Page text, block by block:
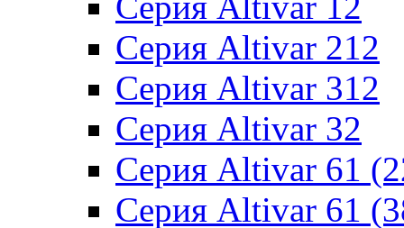
Серия Altivar 212
Серия Altivar 312
Серия Altivar 32
Серия Altivar 61
Серия Altivar 61